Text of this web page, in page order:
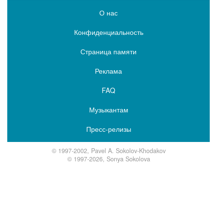
О нас
Конфиденциальность
Страница памяти
Реклама
FAQ
Музыкантам
Пресс-релизы
© 1997-2002, Pavel A. Sokolov-Khodakov
© 1997-2026, Sonya Sokolova